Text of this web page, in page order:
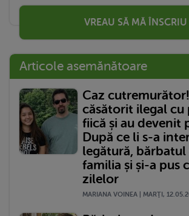
VREAU SĂ MĂ ÎNSCRIU
Articole asemănătoare
Caz
căsătorit ilegal cu
fiică și au devenit
După ce li s-a
legătură, bărbatul
familia și și-a pus
zilelor
MARIANA VOINEA | MARŢI,